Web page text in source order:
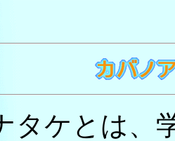
タケとは